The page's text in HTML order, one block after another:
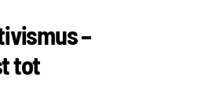
–
tot